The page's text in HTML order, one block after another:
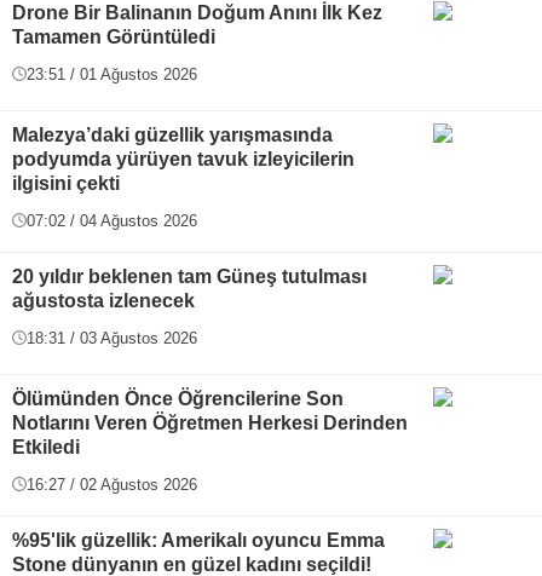
Drone Bir Balinanın Doğum Anını İlk Kez
Tamamen Görüntüledi
23:51 / 01 Ağustos 2026
Malezya’daki güzellik yarışmasında
podyumda yürüyen tavuk izleyicilerin
ilgisini çekti
07:02 / 04 Ağustos 2026
20 yıldır beklenen tam Güneş tutulması
ağustosta izlenecek
18:31 / 03 Ağustos 2026
Ölümünden Önce Öğrencilerine Son
Notlarını Veren Öğretmen Herkesi Derinden
Etkiledi
16:27 / 02 Ağustos 2026
%95'lik güzellik: Amerikalı oyuncu Emma
Stone dünyanın en güzel kadını seçildi!